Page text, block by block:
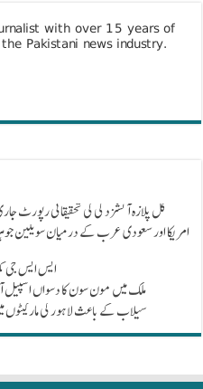
with over 15 years of
Pakistani news industry.
گل پلازہ آتشزدگی کی تحقیقاتی رپورٹ
امریکا اور سعودی عرب کے درمیان سویلین
ایس ایس جی
ملک میں مون سون کا دسواں اسپیل
سیلاب کے باعث لاہور کی مارکیٹوں